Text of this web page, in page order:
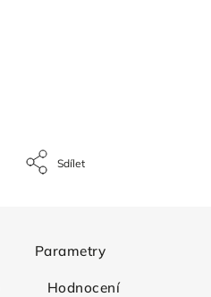
Sdílet
Parametry
Hodnocení